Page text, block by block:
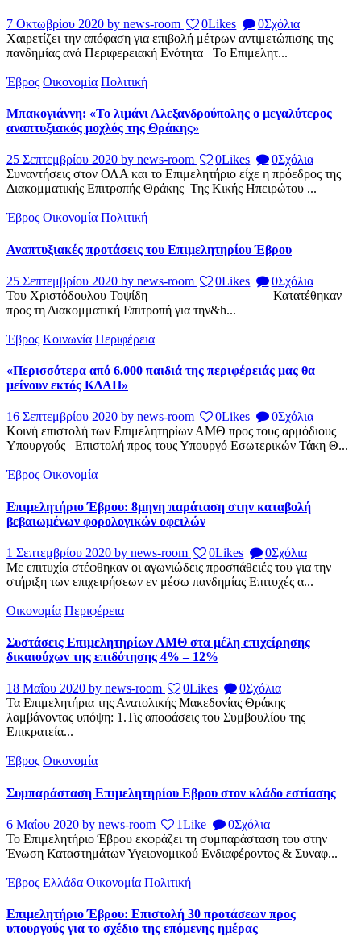
7 Οκτωβρίου 2020 by news-room 0Likes 0Σχόλια
Χαιρετίζει την απόφαση για επιβολή μέτρων αντιμετώπισης της
πανδημίας ανά Περιφερειακή Ενότητα Το Επιμελητ...
Έβρος Οικονομία Πολιτική
Μπακογιάννη: «Το λιμάνι Αλεξανδρούπολης ο μεγαλύτερος
αναπτυξιακός μοχλός της Θράκης»
25 Σεπτεμβρίου 2020 by news-room 0Likes 0Σχόλια
Συναντήσεις στον ΟΛΑ και το Επιμελητήριο είχε η πρόεδρος της
Διακομματικής Επιτροπής Θράκης Της Κικής Ηπειρώτου ...
Έβρος Οικονομία Πολιτική
Αναπτυξιακές προτάσεις του Επιμελητηρίου Έβρου
25 Σεπτεμβρίου 2020 by news-room 0Likes 0Σχόλια
Του Χριστόδουλου Τοψίδη Κατατέθηκαν
προς τη Διακομματική Επιτροπή για την&h...
Έβρος Κοινωνία Περιφέρεια
«Περισσότερα από 6.000 παιδιά της περιφέρειάς μας θα
μείνουν εκτός ΚΔΑΠ»
16 Σεπτεμβρίου 2020 by news-room 0Likes 0Σχόλια
Κοινή επιστολή των Επιμελητηρίων ΑΜΘ προς τους αρμόδιους
Υπουργούς Επιστολή προς τους Υπουργό Εσωτερικών Τάκη Θ...
Έβρος Οικονομία
Επιμελητήριο Έβρου: 8μηνη παράταση στην καταβολή
βεβαιωμένων φορολογικών οφειλών
1 Σεπτεμβρίου 2020 by news-room 0Likes 0Σχόλια
Με επιτυχία στέφθηκαν οι αγωνιώδεις προσπάθειές του για την
στήριξη των επιχειρήσεων εν μέσω πανδημίας Επιτυχές α...
Οικονομία Περιφέρεια
Συστάσεις Επιμελητηρίων ΑΜΘ στα μέλη επιχείρησης
δικαιούχων της επιδότησης 4% – 12%
18 Μαΐου 2020 by news-room 0Likes 0Σχόλια
Τα Επιμελητήρια της Ανατολικής Μακεδονίας Θράκης
λαμβάνοντας υπόψη: 1.Τις αποφάσεις του Συμβουλίου της
Επικρατεία...
Έβρος Οικονομία
Συμπαράσταση Επιμελητηρίου Εβρου στον κλάδο εστίασης
6 Μαΐου 2020 by news-room 1Like 0Σχόλια
Το Επιμελητήριο Έβρου εκφράζει τη συμπαράσταση του στην
Ένωση Καταστημάτων Υγειονομικού Ενδιαφέροντος & Συναφ...
Έβρος Ελλάδα Οικονομία Πολιτική
Επιμελητήριο Έβρου: Επιστολή 30 προτάσεων προς
υπουργούς για το σχέδιο της επόμενης ημέρας